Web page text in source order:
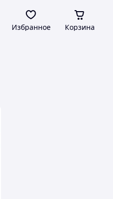
Избранное Корзина